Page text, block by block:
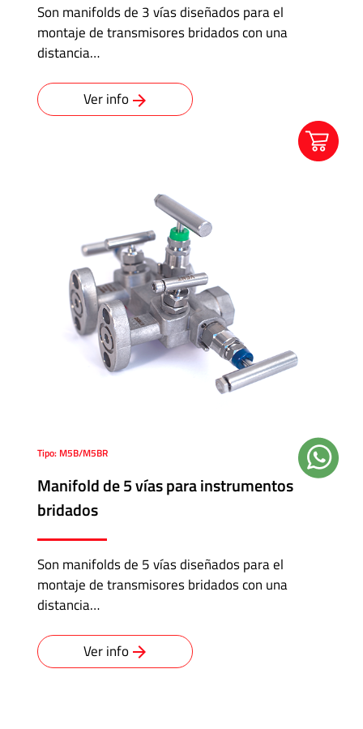
Son manifolds de 3 vías diseñados para el
montaje de transmisores bridados con una
distancia…
Ver info
Tipo: M5B/M5BR
Manifold de 5 vías para instrumentos
bridados
Son manifolds de 5 vías diseñados para el
montaje de transmisores bridados con una
distancia…
Ver info